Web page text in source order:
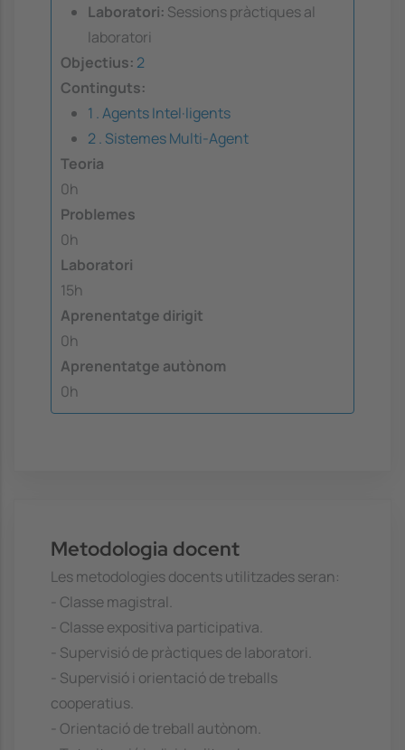
Laboratori: Sessions pràctiques al
laboratori
Objectius: 2
Continguts:
1 . Agents Intel·ligents
2 . Sistemes Multi-Agent
Teoria
0h
Problemes
0h
Laboratori
15h
Aprenentatge dirigit
0h
Aprenentatge autònom
0h
Metodologia docent
Les metodologies docents utilitzades seran:
- Classe magistral.
- Classe expositiva participativa.
- Supervisió de pràctiques de laboratori.
- Supervisió i orientació de treballs
cooperatius.
- Orientació de treball autònom.